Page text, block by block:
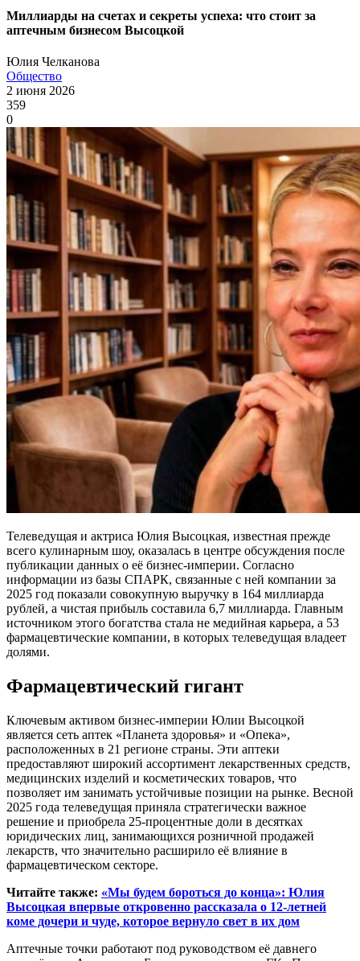
Миллиарды на счетах и секреты успеха: что стоит за
аптечным бизнесом Высоцкой
Юлия Челканова
Общество
2 июня 2026
359
0
Телеведущая и актриса Юлия Высоцкая, известная прежде
всего кулинарным шоу, оказалась в центре обсуждения после
публикации данных о её бизнес-империи. Согласно
информации из базы СПАРК, связанные с ней компании за
2025 год показали совокупную выручку в 164 миллиарда
рублей, а чистая прибыль составила 6,7 миллиарда. Главным
источником этого богатства стала не медийная карьера, а 53
фармацевтические компании, в которых телеведущая владеет
долями.
Фармацевтический гигант
Ключевым активом бизнес-империи Юлии Высоцкой
является сеть аптек «Планета здоровья» и «Опека»,
расположенных в 21 регионе страны. Эти аптеки
предоставляют широкий ассортимент лекарственных средств,
медицинских изделий и косметических товаров, что
позволяет им занимать устойчивые позиции на рынке. Весной
2025 года телеведущая приняла стратегически важное
решение и приобрела 25-процентные доли в десятках
юридических лиц, занимающихся розничной продажей
лекарств, что значительно расширило её влияние в
фармацевтическом секторе.
Читайте также: «Мы будем бороться до конца»: Юлия
Высоцкая впервые откровенно рассказала о 12-летней
коме дочери и чуде, которое вернуло свет в их дом
Аптечные точки работают под руководством её давнего